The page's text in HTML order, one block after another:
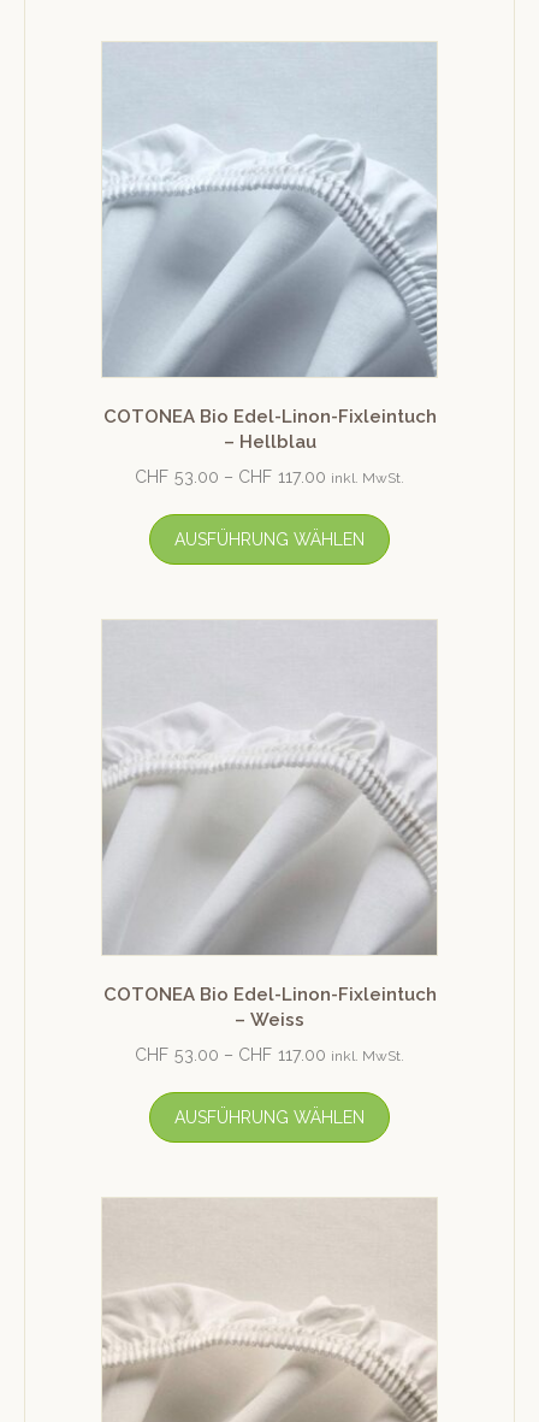
COTONEA Bio Edel-Linon-Fixleintuch
– Hellblau
CHF 53.00 – CHF 117.00 inkl. MwSt.
AUSFÜHRUNG WÄHLEN
COTONEA Bio Edel-Linon-Fixleintuch
– Weiss
CHF 53.00 – CHF 117.00 inkl. MwSt.
AUSFÜHRUNG WÄHLEN